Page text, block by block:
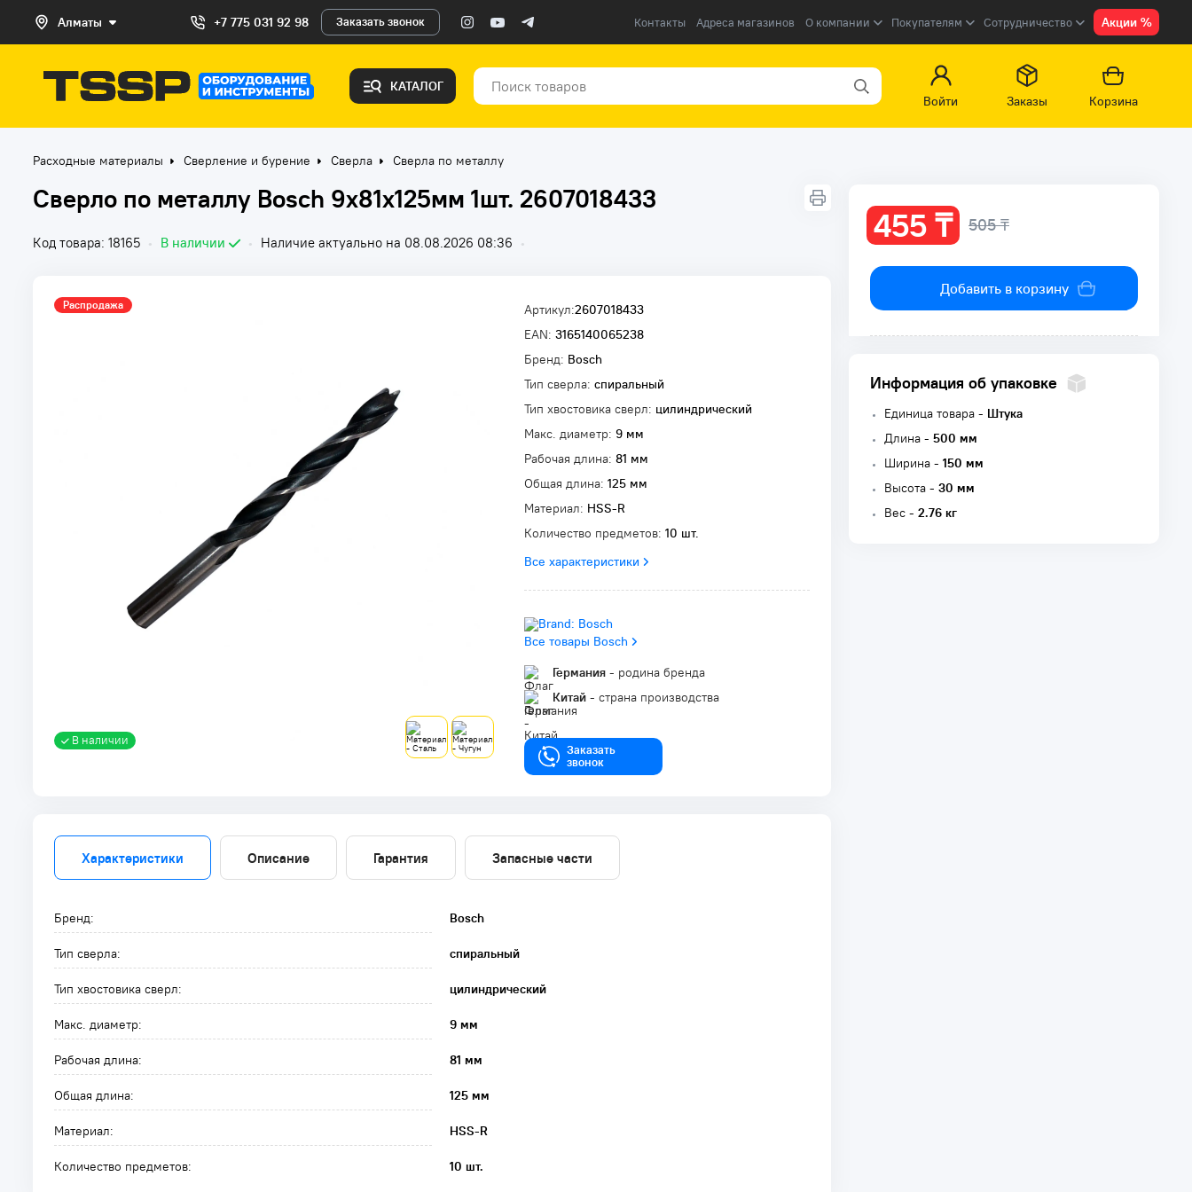
Алматы +7 775 031 92 98 Заказать звонок Контакты Адреса магазинов О компании Покупателям Сотрудничество Акции %
КАТАЛОГ
Войти
Заказы Корзина
Расходные материалы Сверление и бурение Сверла Сверла по металлу
Сверло по металлу Bosch 9х81х125мм 1шт. 2607018433
Код товара: 18165 • В наличии • Наличие актуально на 08.08.2026 08:36 •
В наличии
Распродажа Артикул:2607018433
EAN: 3165140065238
Бренд: Bosch
Тип сверла: спиральный
Тип хвостовика сверл: цилиндрический
Макс. диаметр: 9 мм
Рабочая длина: 81 мм
Общая длина: 125 мм
Материал: HSS-R
Количество предметов: 10 шт.
Все характеристики
Все товары Bosch
Германия - родина бренда
Китай - страна производства
Заказать
звонок
455 ₸ 505 ₸
Добавить в корзину
Информация об упаковке
Единица товара - Штука
Длина - 500 мм
Ширина - 150 мм
Высота - 30 мм
Вес - 2.76 кг
Характеристики Описание Гарантия Запасные части
Бренд: Bosch
Тип сверла: спиральный
Тип хвостовика сверл: цилиндрический
Макс. диаметр: 9 мм
Рабочая длина: 81 мм
Общая длина: 125 мм
Материал: HSS-R
Количество предметов: 10 шт.